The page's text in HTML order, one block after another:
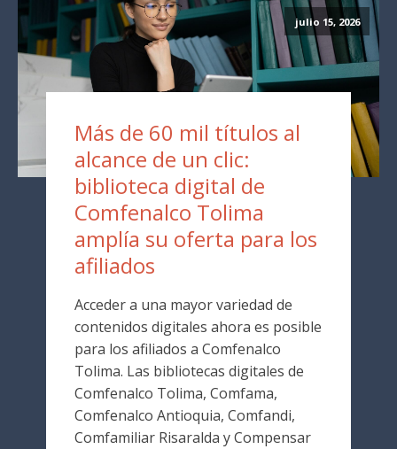
julio 15, 2026
Más de 60 mil títulos al
alcance de un clic:
biblioteca digital de
Comfenalco Tolima
amplía su oferta para los
afiliados
Acceder a una mayor variedad de
contenidos digitales ahora es posible
para los afiliados a Comfenalco
Tolima. Las bibliotecas digitales de
Comfenalco Tolima, Comfama,
Comfenalco Antioquia, Comfandi,
Comfamiliar Risaralda y Compensar